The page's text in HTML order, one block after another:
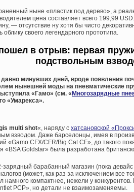
ныне «пластик под дерево», а
цена составляет всего 199,99
— отсутствие ну хотя бы чисто
своего легендарного прототипа.
в отрыв: первая
подствольным
минувших дней, вроде появления
нынешней моды на пневматические
«Гамо» (см. «Многозарядные
«Умарекса».
multi shot«, наряду с хатсановской
взводом. Даже барселонцы, имея в
«Gamo CFX/CFR/Big Cat CF», до такого
«BSA Goldstar» была разработана
барабанный магазин (пока девайс
(может, как раз за исключением все
намного компактнее, нежели у
PCP», но детали не взаимозаменяемы.